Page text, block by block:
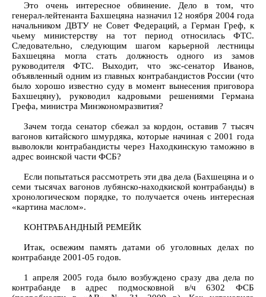
Это очень интересное обвинение. Дело в том, что
генерал-лейтенанта Бахшецяна назначил 12 ноября 2004 года
начальником ДВТУ не Совет Федераций, а Герман Греф, к
чьему министерству на тот период относилась ФТС.
Следовательно, следующим шагом карьерной лестницы
Бахшецяна могла стать должность одного из замов
руководителя ФТС. Выходит, что экс-сенатор Иванов,
объявленный одним из главных контрабандистов России (что
было хорошо известно суду в момент вынесения приговора
Бахшецяну), руководил кадровыми решениями Германа
Грефа, министра Минэкономразвития?
Зачем тогда сенатор сбежал за кордон, оставив 7 тысяч
вагонов китайского шмурдяка, которые начиная с 2001 года
выволокли контрабандисты через Находкинскую таможню в
адрес воинской части ФСБ?
Если попытаться рассмотреть эти два дела (Бахшецяна и о
семи тысячах вагонов лубянско-находкиской контрабанды) в
хронологическом порядке, то получается очень интересная
«картина маслом».
КОНТРАБАНДНЫЙ РЕМЕЙК
Итак, освежим память датами об уголовных делах по
контрабанде 2001-05 годов.
1 апреля 2005 года было возбуждено сразу два дела по
контрабанде в адрес подмосковной в/ч 6302 ФСБ